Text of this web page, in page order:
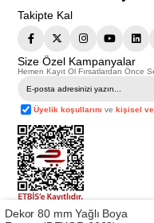
Takipte Kal
Size Özel Kampanyalar
Hemen Kayıt Ol Fırsatlardan Önce
Üyelik koşullarını vekişisel
Telif Hakkı © 2026
Dekor 80 mm Yağlı Boya